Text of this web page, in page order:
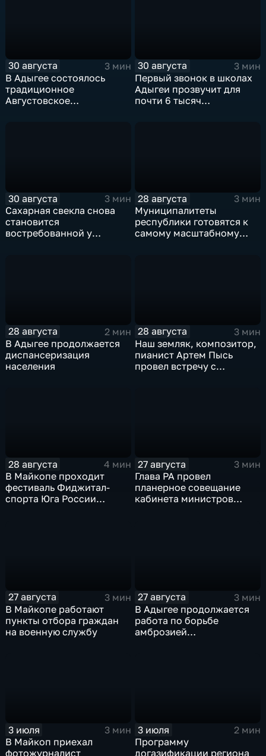
30 августа
3 мин
В Адыгее состоялось
традиционное
Августовское
30 августа
3 мин
Первый звонок в школах
Адыгеи прозвучит для
почти 6 тысяч
30 августа
3 мин
Сахарная свекла снова
становится
востребованной у
28 августа
3 мин
Муниципалитеты
республики готовятся к
самому масштабному
28 августа
2 мин
В Адыгее продолжается
диспансеризация
населения
28 августа
3 мин
Наш земляк, композитор,
пианист Артем Пысь
провел встречу с
28 августа
4 мин
В Майкопе проходит
фестиваль Фиджитал-
спорта Юга России
27 августа
3 мин
Глава РА провел
планерное совещание
кабинета министров
27 августа
3 мин
В Майкопе работают
пункты отбора граждан
на военную службу
27 августа
3 мин
В Адыгее продолжается
работа по борьбе
амброзией
3 июля
3 мин
В Майкоп приехал
фотожурналист
3 июля
2 мин
Программу
догазификации региона